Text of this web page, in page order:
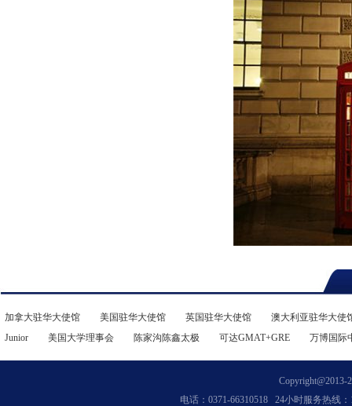
加拿大驻华大使馆 美国驻华大使馆 英国驻华大使馆
澳大利亚驻华大使
Junior
美国大学理事会 陈家沟陈鑫太极 可达GMAT+GRE 万博国际
Copyright@2013-
电话：0371-66310518 24小时服务热线：